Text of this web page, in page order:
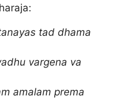
tad dhama
vargena va
amalam prema